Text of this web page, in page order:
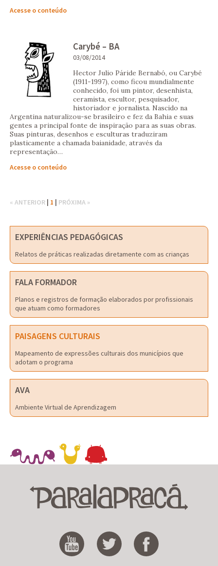
Acesse o conteúdo
Carybé – BA
03/08/2014
Hector Julio Páride Bernabó, ou Carybé
(1911-1997), como ficou mundialmente
conhecido, foi um pintor, desenhista,
ceramista, escultor, pesquisador,
historiador e jornalista. Nascido na
Argentina naturalizou-se brasileiro e fez da Bahia e suas
gentes a principal fonte de inspiração para as suas obras.
Suas pinturas, desenhos e esculturas traduziram
plasticamente a chamada baianidade, através da
representação…
Acesse o conteúdo
« ANTERIOR 1 PRÓXIMA »
EXPERIÊNCIAS PEDAGÓGICAS
Relatos de práticas realizadas diretamente com as crianças
FALA FORMADOR
Planos e registros de formação elaborados por profissionais
que atuam como formadores
PAISAGENS CULTURAIS
Mapeamento de expressões culturais dos municípios que
adotam o programa
AVA
Ambiente Virtual de Aprendizagem